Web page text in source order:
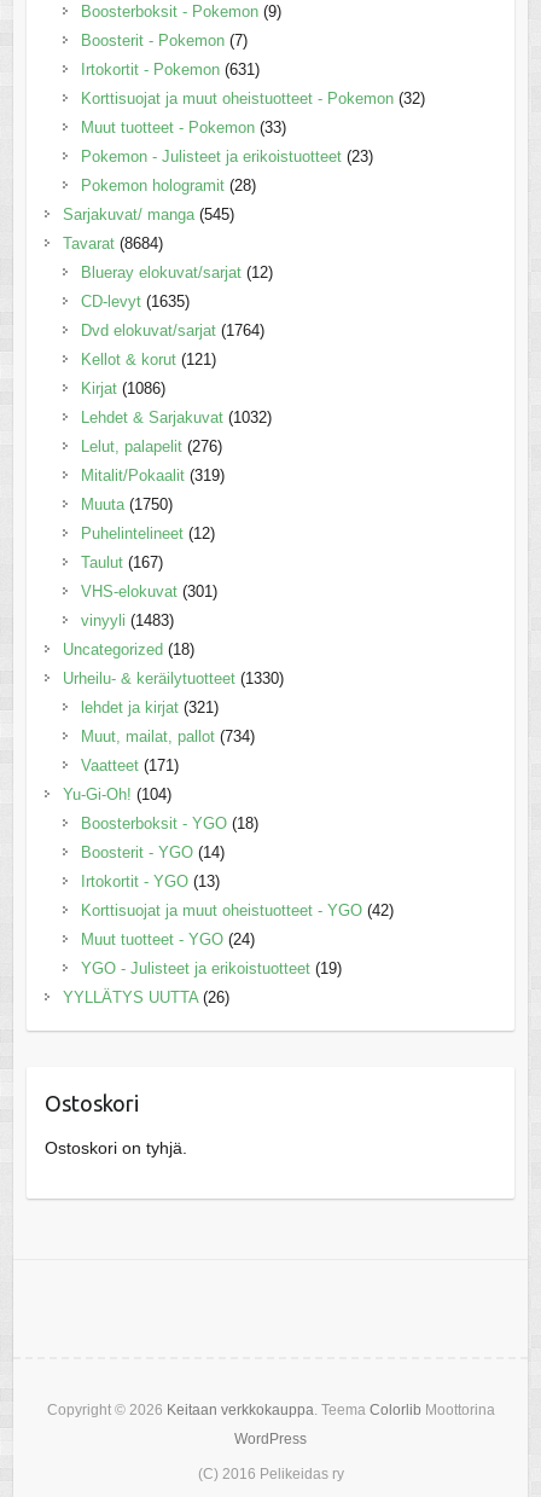
Boosterboksit - Pokemon (9)
Boosterit - Pokemon (7)
Irtokortit - Pokemon (631)
Korttisuojat ja muut oheistuotteet - Pokemon (32)
Muut tuotteet - Pokemon (33)
Pokemon - Julisteet ja erikoistuotteet (23)
Pokemon hologramit (28)
Sarjakuvat/ manga (545)
Tavarat (8684)
Blueray elokuvat/sarjat (12)
CD-levyt (1635)
Dvd elokuvat/sarjat (1764)
Kellot & korut (121)
Kirjat (1086)
Lehdet & Sarjakuvat (1032)
Lelut, palapelit (276)
Mitalit/Pokaalit (319)
Muuta (1750)
Puhelintelineet (12)
Taulut (167)
VHS-elokuvat (301)
vinyyli (1483)
Uncategorized (18)
Urheilu- & keräilytuotteet (1330)
lehdet ja kirjat (321)
Muut, mailat, pallot (734)
Vaatteet (171)
Yu-Gi-Oh! (104)
Boosterboksit - YGO (18)
Boosterit - YGO (14)
Irtokortit - YGO (13)
Korttisuojat ja muut oheistuotteet - YGO (42)
Muut tuotteet - YGO (24)
YGO - Julisteet ja erikoistuotteet (19)
YYLLÄTYS UUTTA (26)
Ostoskori
Ostoskori on tyhjä.
Copyright © 2026 Keitaan verkkokauppa. Teema Colorlib Moottorina
WordPress
(C) 2016 Pelikeidas ry